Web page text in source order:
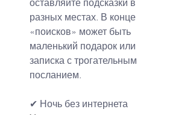
разных местах. В конце
«поисков» может быть
маленький подарок или
записка с трогательным
посланием.
✔ Ночь без интернета